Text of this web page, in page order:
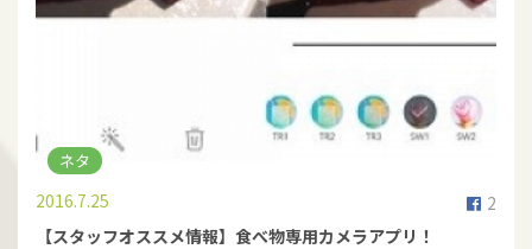
ネタ
2
2016.7.25
【スタッフオススメ情報】食べ物専用カメラアプリ！